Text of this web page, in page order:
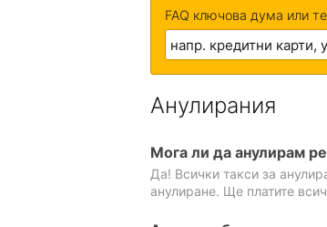
FAQ ключова дума или
Анулирания
Мога ли да анулирам
Да! Всички такси за
анулиране. Ще платите